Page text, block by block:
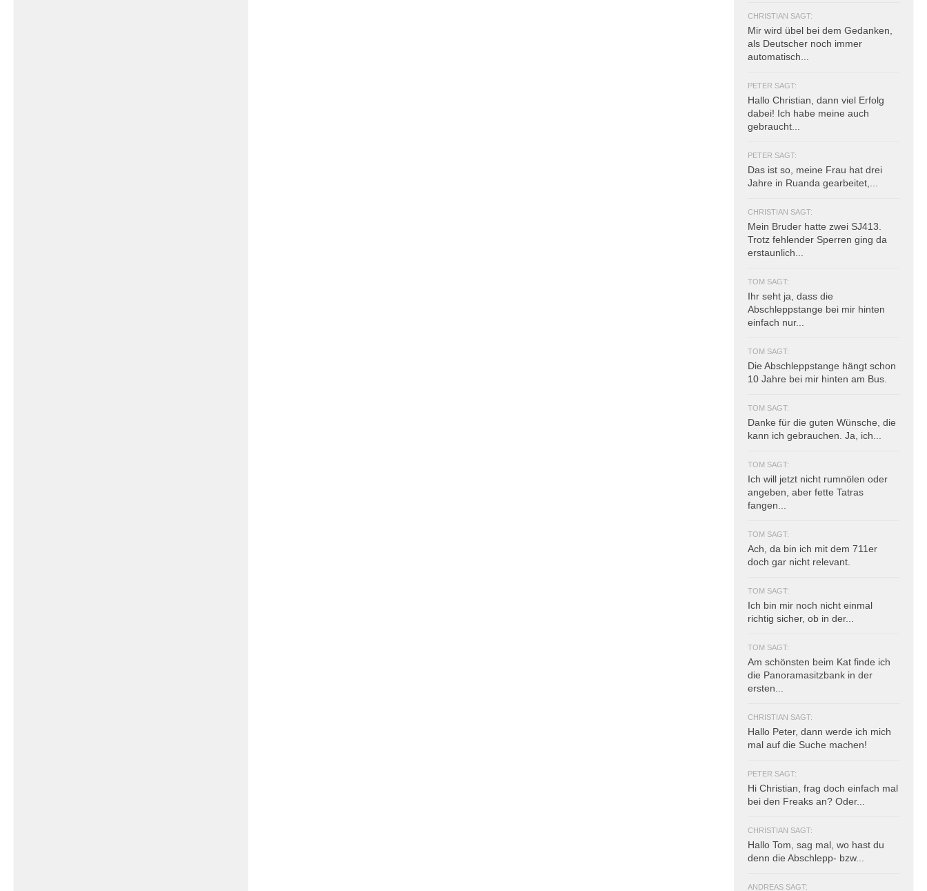
CHRISTIAN SAGT:
Mir wird übel bei dem Gedanken,
als Deutscher noch immer
automatisch...
PETER SAGT:
Hallo Christian, dann viel Erfolg
dabei! Ich habe meine auch
gebraucht...
PETER SAGT:
Das ist so, meine Frau hat drei
Jahre in Ruanda gearbeitet,...
CHRISTIAN SAGT:
Mein Bruder hatte zwei SJ413.
Trotz fehlender Sperren ging da
erstaunlich...
TOM SAGT:
Ihr seht ja, dass die
Abschleppstange bei mir hinten
einfach nur...
TOM SAGT:
Die Abschleppstange hängt schon
10 Jahre bei mir hinten am Bus.
TOM SAGT:
Danke für die guten Wünsche, die
kann ich gebrauchen. Ja, ich...
TOM SAGT:
Ich will jetzt nicht rumnölen oder
angeben, aber fette Tatras
fangen...
TOM SAGT:
Ach, da bin ich mit dem 711er
doch gar nicht relevant.
TOM SAGT:
Ich bin mir noch nicht einmal
richtig sicher, ob in der...
TOM SAGT:
Am schönsten beim Kat finde ich
die Panoramasitzbank in der
ersten...
CHRISTIAN SAGT:
Hallo Peter, dann werde ich mich
mal auf die Suche machen!
PETER SAGT:
Hi Christian, frag doch einfach mal
bei den Freaks an? Oder...
CHRISTIAN SAGT:
Hallo Tom, sag mal, wo hast du
denn die Abschlepp- bzw...
ANDREAS SAGT: